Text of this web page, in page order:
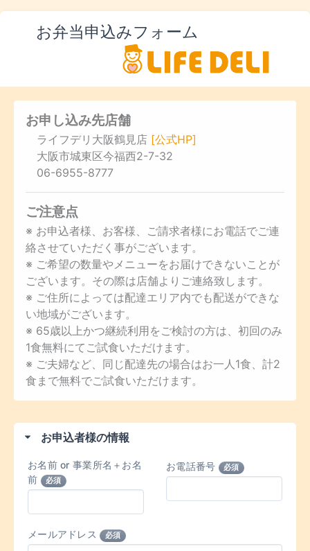
お弁当申込みフォーム
お申し込み先店舗
ライフデリ大阪鶴見店 [公式HP]
大阪市城東区今福西2-7-32
06-6955-8777
ご注意点
※ お申込者様、お客様、ご請求者様にお電話でご連
絡させていただく事がございます。
※ ご希望の数量やメニューをお届けできないことが
ございます。その際は店舗よりご連絡致します。
※ ご住所によっては配達エリア内でも配送ができな
い地域がございます。
※ 65歳以上かつ継続利用をご検討の方は、初回のみ
1食無料にてご試食いただけます。
※ ご夫婦など、同じ配達先の場合はお一人1食、計2
食まで無料でご試食いただけます。
お申込者様の情報
お名前 or 事業所名＋お名
前
必須
お電話番号 必須
メールアドレス 必須